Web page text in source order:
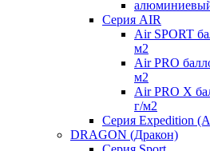
Серия AIR
Air SPORT
м2
Air PRO
м2
Air PRO X
г/м2
Серия Expedition
DRAGON (Дракон)